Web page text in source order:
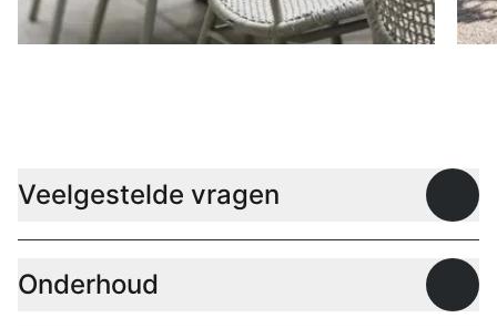
Veelgestelde vragen
Onderhoud